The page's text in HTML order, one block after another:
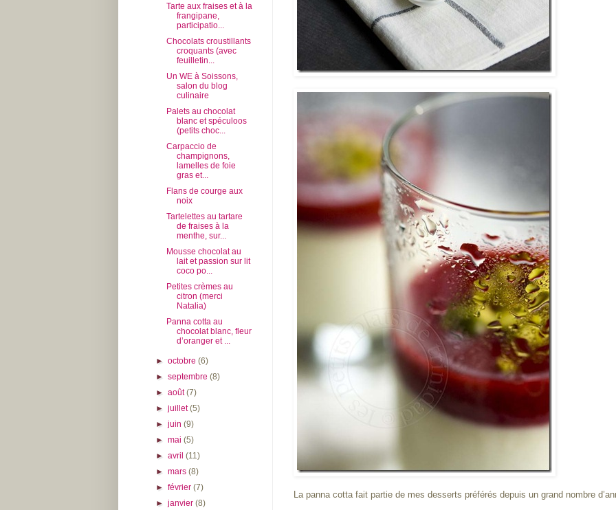
La panna cotta fait partie de mes desserts préférés depuis un grand nombre
Tarte aux fraises et à la
frangipane,
participatio...
Chocolats croustillants
croquants (avec
feuilletin...
Un WE à Soissons,
salon du blog
culinaire
Palets au chocolat
blanc et spéculoos
(petits choc...
Carpaccio de
champignons,
lamelles de foie
gras et...
Flans de courge aux
noix
Tartelettes au tartare
de fraises à la
menthe, sur...
Mousse chocolat au
lait et passion sur lit
coco po...
Petites crèmes au
citron (merci
Natalia)
Panna cotta au
chocolat blanc, fleur
d’oranger et ...
►octobre(6)
►septembre(8)
►août(7)
►juillet(5)
►juin(9)
►mai(5)
►avril(11)
►mars(8)
►février(7)
►janvier(8)